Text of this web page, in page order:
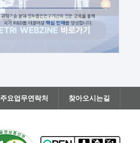
주요업무연락처 찾아오시는길